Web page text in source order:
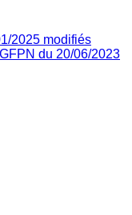
2025 modifiés
du 20/06/2023